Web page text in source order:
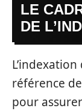
LE
DE
référence
pour